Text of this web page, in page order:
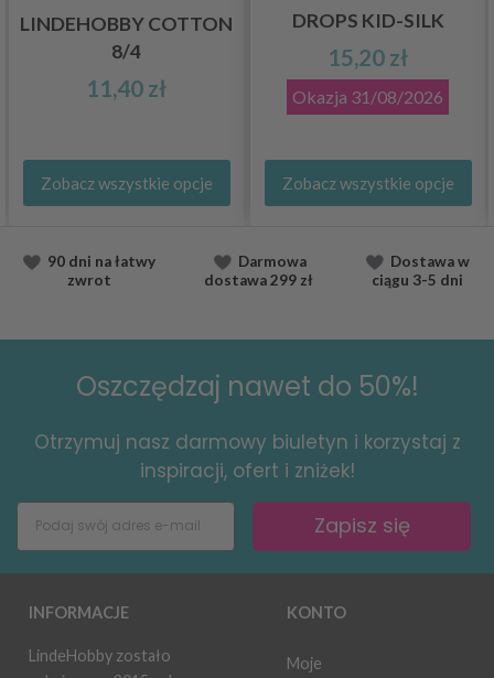
LINDEHOBBY COTTON
8/4
11,40 zł
Zobacz wszystkie opcje
DROPS KID-SILK
15,20 zł
Okazja 31/08/2026
Zobacz wszystkie opcje
90 dni na łatwy
zwrot
Darmowa
dostawa299 zł
Dostawaw
ciągu 3-5 dni
Oszczędzaj nawet do 50%!
Otrzymuj nasz darmowy biuletyn i korzystaj z
inspiracji, ofert i zniżek!
Zapisz się
INFORMACJE
LindeHobby zostało
KONTO
Moje